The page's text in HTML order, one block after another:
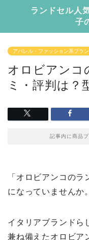
ランドセル人
子
アパレル・ファッション系ブラ
オロビアンコ
ミ・評判は？
記事内に商品
「オロビアンコの
になっていませんか。
イタリアブランドら
兼ね備えたオロビア